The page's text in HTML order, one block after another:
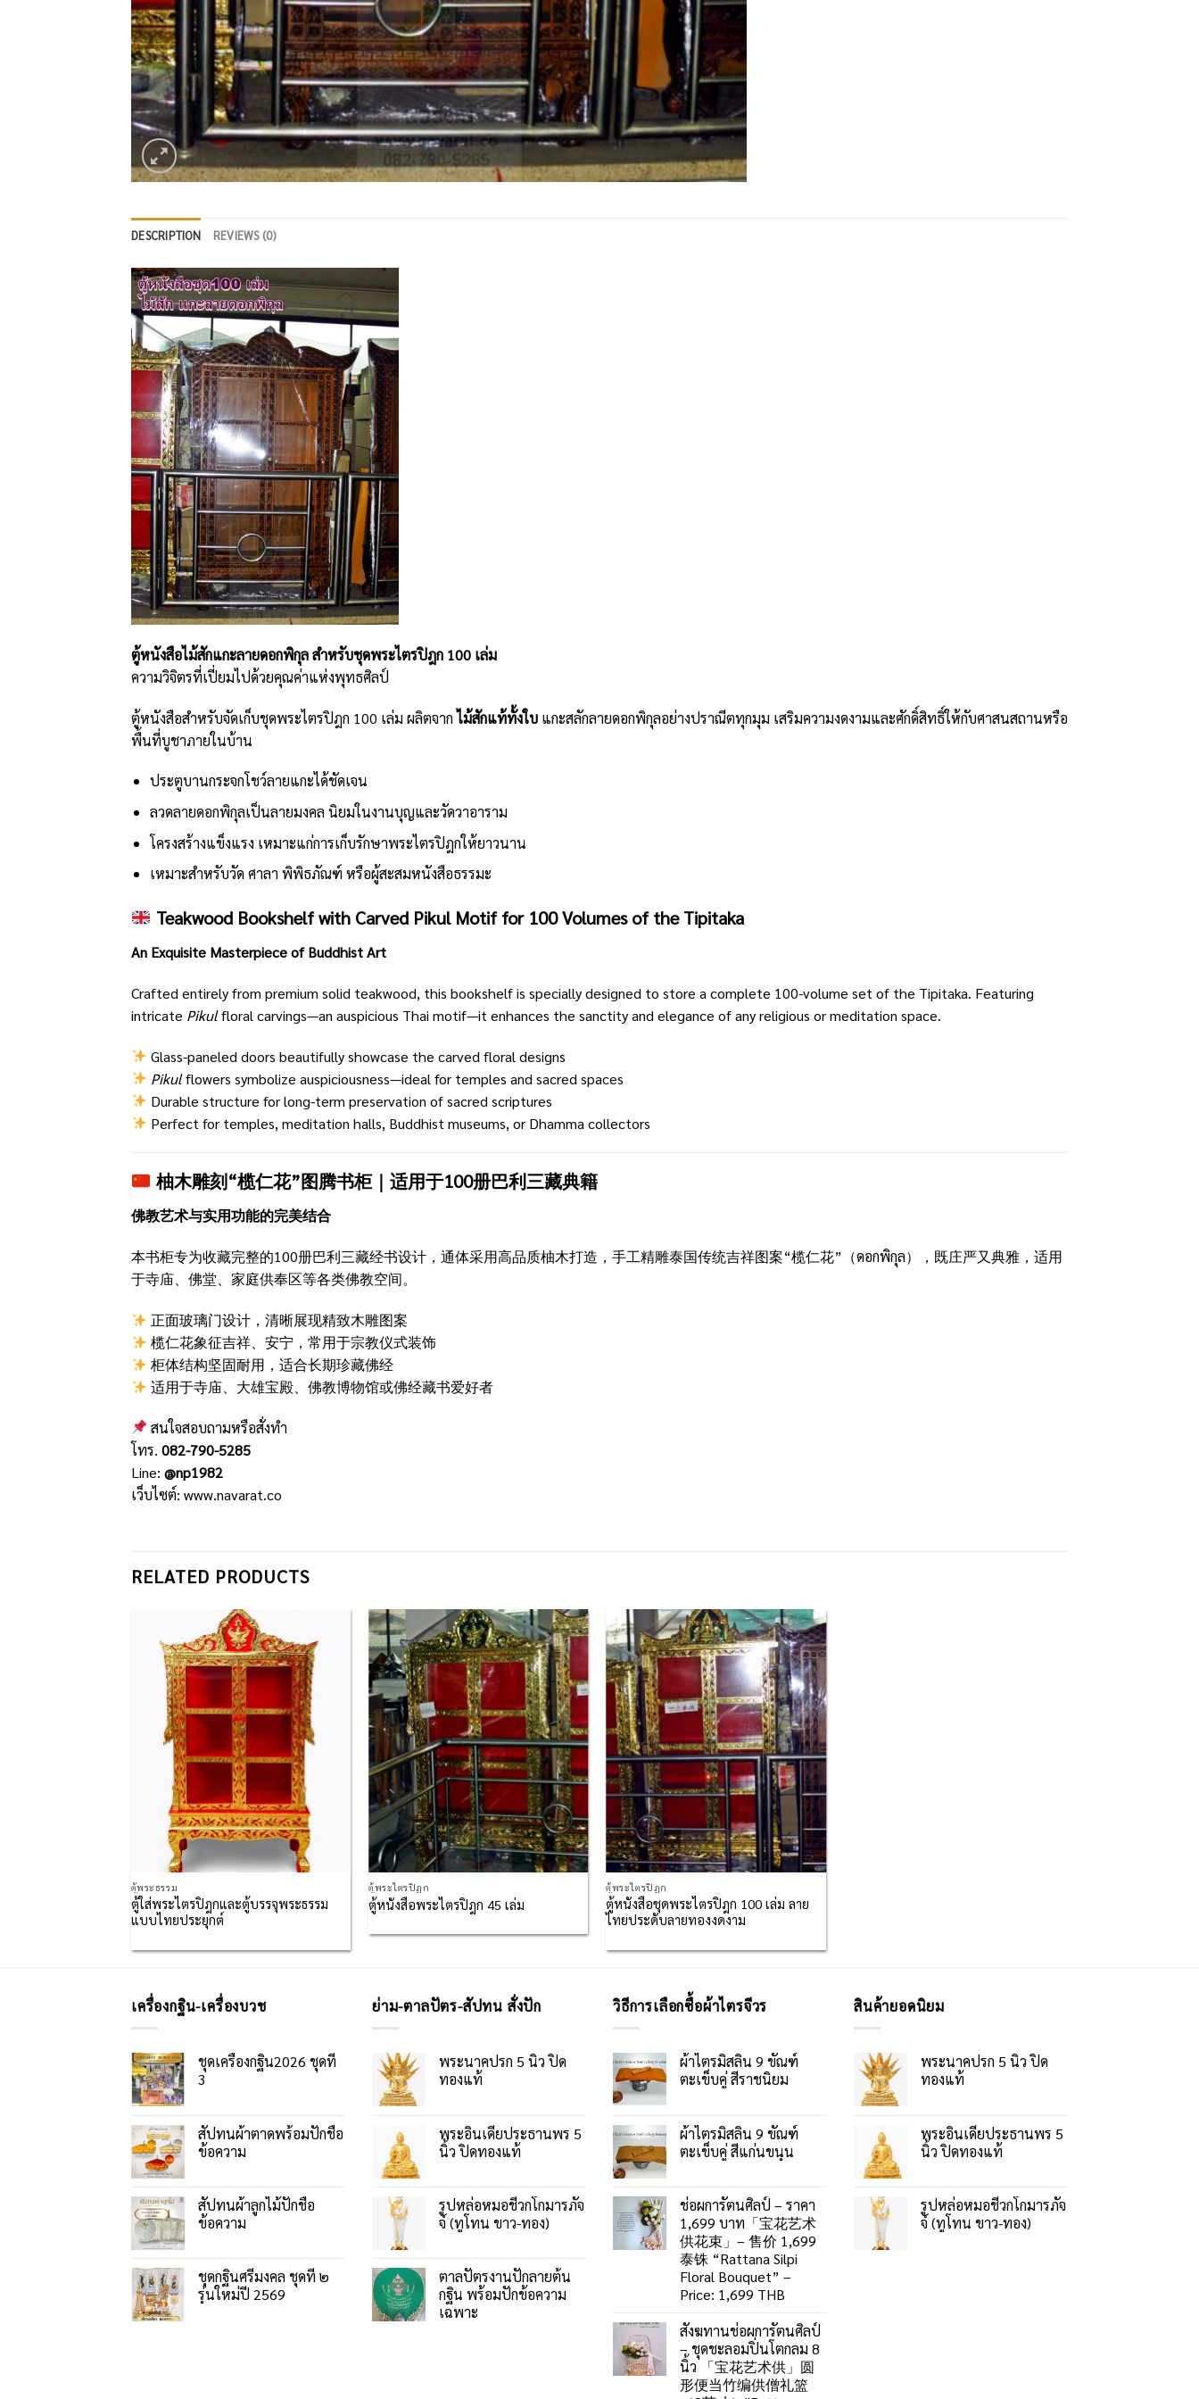
DESCRIPTION REVIEWS (0)
ตู้หนังสือไม้สักแกะลายดอกพิกุล สำหรับชุดพระไตรปิฎก 100 เล่ม
ความวิจิตรที่เปี่ยมไปด้วยคุณค่าแห่งพุทธศิลป์
ตู้หนังสือสำหรับจัดเก็บชุดพระไตรปิฎก 100 เล่ม ผลิตจากไม้สักแท้ทั้งใบ แกะสลักลายดอกพิกุลอย่างปราณีตทุกมุม เสริมความงดงามและศักดิ์สิทธิ์ให้กับศาสนสถานหรือ
พื้นที่บูชาภายในบ้าน
ประตูบานกระจกโชว์ลายแกะได้ชัดเจน
ลวดลายดอกพิกุลเป็นลายมงคล นิยมในงานบุญและวัดวาอาราม
โครงสร้างแข็งแรง เหมาะแก่การเก็บรักษาพระไตรปิฎกให้ยาวนาน
เหมาะสำหรับวัด ศาลา พิพิธภัณฑ์ หรือผู้สะสมหนังสือธรรมะ
Teakwood Bookshelf with Carved Pikul Motif for 100 Volumes of the Tipitaka
An Exquisite Masterpiece of Buddhist Art
Crafted entirely from premium solid teakwood, this bookshelf is specially designed to store a complete 100-volume set of the Tipitaka. Featuring
intricate Pikulfloral carvings—an auspicious Thai motif—it enhances the sanctity and elegance of any religious or meditation space.
Glass-paneled doors beautifully showcase the carved floral designs
Pikulflowers symbolize auspiciousness—ideal for temples and sacred spaces
Durable structure for long-term preservation of sacred scriptures
Perfect for temples, meditation halls, Buddhist museums, or Dhamma collectors
柚木雕刻“榄仁花”图腾书柜｜适用于100册巴利三藏典籍
佛教艺术与实用功能的完美结合
本书柜专为收藏完整的100册巴利三藏经书设计，通体采用高品质柚木打造，手工精雕泰国传统吉祥图案“榄仁花”（ดอกพิกุล），既庄严又典雅，适用
于寺庙、佛堂、家庭供奉区等各类佛教空间。
正面玻璃门设计，清晰展现精致木雕图案
榄仁花象征吉祥、安宁，常用于宗教仪式装饰
柜体结构坚固耐用，适合长期珍藏佛经
适用于寺庙、大雄宝殿、佛教博物馆或佛经藏书爱好者
สนใจสอบถามหรือสั่งทำ
โทร. 082-790-5285
Line: @np1982
เว็บไซต์: www.navarat.co
RELATED PRODUCTS
Add to
Wishlist
ตู้พระธรรม
ตู้ใส่พระไตรปิฎกและตู้บรรจุพระธรรม
แบบไทยประยุกต์
Add to
Wishlist
ตู้พระไตรปิฏก
ตู้หนังสือพระไตรปิฎก 45 เล่ม
Add to
Wishlist
ตู้พระไตรปิฏก
ตู้หนังสือชุดพระไตรปิฎก 100 เล่ม ลาย
ไทยประดับลายทองงดงาม
เครื่องกฐิน-เครื่องบวช
ชุดเครื่องกฐิน2026 ชุดที่
3
สัปทนผ้าตาดพร้อมปักชื่อ
ข้อความ
สัปทนผ้าลูกไม้ปักชื่อ
ข้อความ
ชุดกฐินศรีมงคล ชุดที่ ๒
รุ่นใหม่ปี 2569
ย่าม-ตาลปัตร-สัปทน สั่งปัก
พระนาคปรก 5 นิ้ว ปิด
ทองแท้
พระอินเดียประธานพร 5
นิ้ว ปิดทองแท้
รูปหล่อหมอชีวกโกมารภัจ
จ์ (ทูโทน ขาว-ทอง)
ตาลปัตรงานปักลายต้น
กฐิน พร้อมปักข้อความ
เฉพาะ
วิธีการเลือกซื้อผ้าไตรจีวร
ผ้าไตรมิสลิน 9 ขัณฑ์
ตะเข็บคู่ สีราชนิยม
ผ้าไตรมิสลิน 9 ขัณฑ์
ตะเข็บคู่ สีแก่นขนุน
ช่อผการัตนศิลป์ – ราคา
1,699 บาท「宝花艺术
供花束」– 售价 1,699
泰铢 “Rattana Silpi
Floral Bouquet” –
Price: 1,699 THB
สังฆทานช่อผการัตนศิลป์
– ชุดชะลอมปิ่นโตกลม 8
นิ้ว 「宝花艺术供」圆
形便当竹编供僧礼篮
สินค้ายอดนิยม
พระนาคปรก 5 นิ้ว ปิด
ทองแท้
พระอินเดียประธานพร 5
นิ้ว ปิดทองแท้
รูปหล่อหมอชีวกโกมารภัจ
จ์ (ทูโทน ขาว-ทอง)